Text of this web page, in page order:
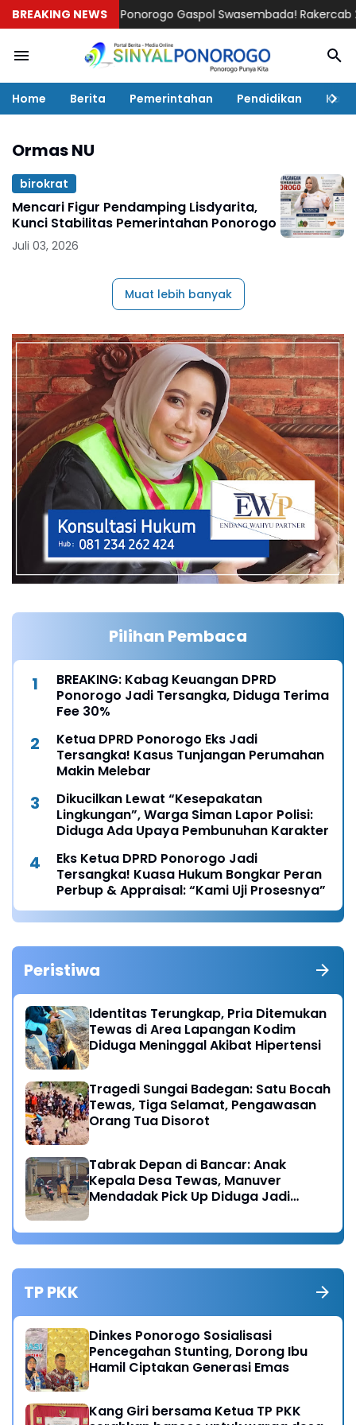
BREAKING NEWSHKTI Ponorogo Gaspol Swasembada! Rakercab
Home Berita Pemerintahan Pendidikan
Ormas NU
birokrat
Mencari Figur Pendamping Lisdyarita,
Kunci Stabilitas Pemerintahan Ponorogo
Juli 03, 2026
Muat lebih banyak
Pilihan Pembaca
BREAKING: Kabag Keuangan DPRD
Ponorogo Jadi Tersangka, Diduga Terima
Fee 30%
Ketua DPRD Ponorogo Eks Jadi
Tersangka! Kasus Tunjangan Perumahan
Makin Melebar
Dikucilkan Lewat “Kesepakatan
Lingkungan”, Warga Siman Lapor Polisi:
Diduga Ada Upaya Pembunuhan Karakter
Eks Ketua DPRD Ponorogo Jadi
Tersangka! Kuasa Hukum Bongkar Peran
Perbup & Appraisal: “Kami Uji Prosesnya”
Peristiwa
Identitas Terungkap, Pria Ditemukan
Tewas di Area Lapangan Kodim
Diduga Meninggal Akibat Hipertensi
Tragedi Sungai Badegan: Satu Bocah
Tewas, Tiga Selamat, Pengawasan
Orang Tua Disorot
Tabrak Depan di Bancar: Anak
Kepala Desa Tewas, Manuver
Mendadak Pick Up Diduga Jadi
TP PKK
Dinkes Ponorogo Sosialisasi
Pencegahan Stunting, Dorong Ibu
Hamil Ciptakan Generasi Emas
Kang Giri bersama Ketua TP PKK